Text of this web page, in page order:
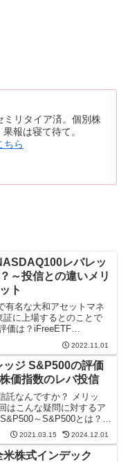
ミリタイア済。個別株
報は寝て待て。
ちら
レバレッ
～投信との違いメリ
ト
有名な大和アセットマネ
に上場するとのことで
価は？iFreeETF
2022.11.01
ッジ S&P500の評価
価指数のレバ投信
託なんですか？ メリッ
はこんな疑問に対するア
～S&P500とは？投
2021.03.15 2024.12.01
株式インデック